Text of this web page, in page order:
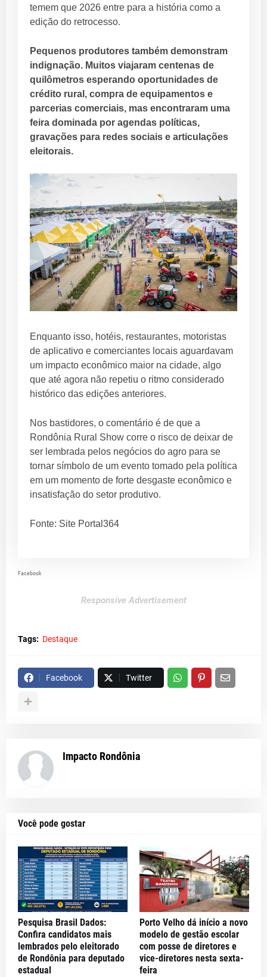
temem que 2026 entre para a história como a
edição do retrocesso.
Pequenos produtores também demonstram
indignação. Muitos viajaram centenas de
quilômetros esperando oportunidades de
crédito rural, compra de equipamentos e
parcerias comerciais, mas encontraram uma
feira dominada por agendas políticas,
gravações para redes sociais e articulações
eleitorais.
Enquanto isso, hotéis, restaurantes, motoristas
de aplicativo e comerciantes locais aguardavam
um impacto econômico maior na cidade, algo
que até agora não repetiu o ritmo considerado
histórico das edições anteriores.
Nos bastidores, o comentário é de que a
Rondônia Rural Show corre o risco de deixar de
ser lembrada pelos negócios do agro para se
tornar símbolo de um evento tomado pela política
em um momento de forte desgaste econômico e
insatisfação do setor produtivo.
Fonte: Site Portal364
Facebook
Responsive Advertisement
Tags: Destaque
Facebook Twitter
Impacto Rondônia
Você pode gostar
Pesquisa Brasil Dados:
Confira candidatos mais
lembrados pelo eleitorado
de Rondônia para deputado
estadual
Porto Velho dá início a novo
modelo de gestão escolar
com posse de diretores e
vice-diretores nesta sexta-
feira